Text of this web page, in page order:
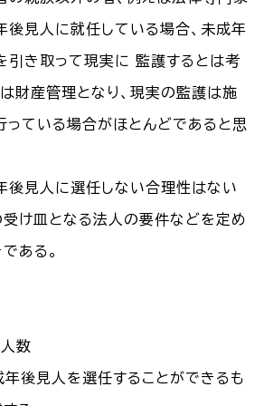
後見人に就任している場合、未成年
引き取って現実に 監護するとは考
財産管理となり、現実の監護は施
っている場合がほとんどであると思
後見人に選任しない合理性はない
受け皿となる法人の要件などを定め
ある。
数
年後見人を選任することができるも